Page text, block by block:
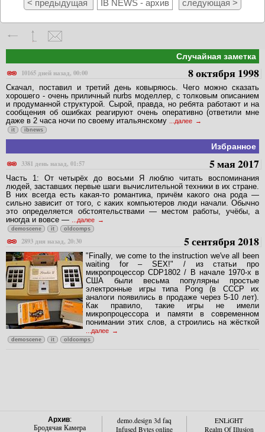
< предыдущая IB NEWS - архив следующая >
Случайная заметка
10165 дней назад, 00:00
8 октября 1998
Скачал, поставил и третий день ковыряюсь. Чего можно сказать
хорошего - очень приличный nurbs моделлер, с толковым описанием
и продуманной структурой. Сырой, правда, но ребята работают и на
сообщения об ошибках реагируют очень оперативно (ответили мне
даже в 2 часа ночи по своему итальянскому
...далее
it ibnews
Избранное
3381 день назад, 01:57
5 мая 2017
Часть 1: От четырёх до восьми Я люблю читать воспоминания
людей, заставших первые шаги вычислительной техники в их стране.
В них всегда есть какая-то романтика, причём какого она рода —
сильно зависит от того, с каких компьютеров люди начали. Обычно
это определяется обстоятельствами — местом работы, учёбы, а
иногда и вовсе —
...далее
demoscene it oldcomps
2893 дня назад, 20:30 5 сентября 2018
"Finally, we come to the instruction we've all been
waiting for – SEX!" / из статьи про
микропроцессор CDP1802 / В начале 1970-х в
США были весьма популярны простые
электронные игры типа Pong (в СССР их
аналоги появились в продаже через 5-10 лет).
Как правило, такие игры не имели
микропроцессора и памяти в современном
понимании этих слов, а строились на жёсткой
...далее
demoscene it oldcomps
Архив:
Бродячая Камера
demo.design 3d faq
Infused Bytes online
ENLiGHT
Realm Of Illusion